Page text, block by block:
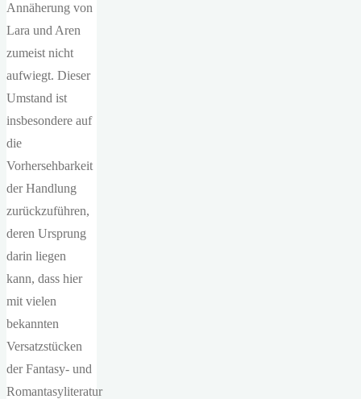
Annäherung von
Lara und Aren
zumeist nicht
aufwiegt. Dieser
Umstand ist
insbesondere auf
die
Vorhersehbarkeit
der Handlung
zurückzuführen,
deren Ursprung
darin liegen
kann, dass hier
mit vielen
bekannten
Versatzstücken
der Fantasy- und
Romantasyliteratur